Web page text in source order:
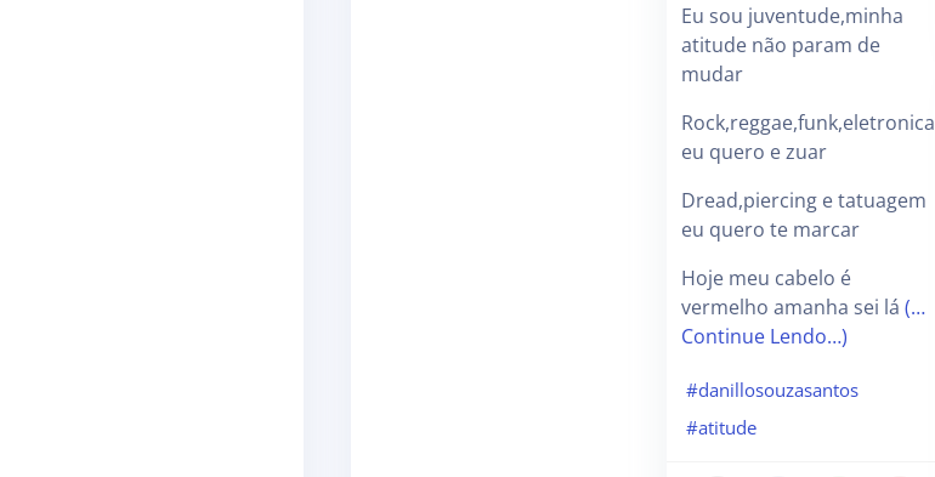
Eu sou juventude,minha
atitude não param de
mudar
Rock,reggae,funk,eletronica
eu quero e zuar
Dread,piercing e tatuagem
eu quero te marcar
Hoje meu cabelo é
vermelho amanha sei lá (…
Continue Lendo…)
#danillosouzasantos
#atitude